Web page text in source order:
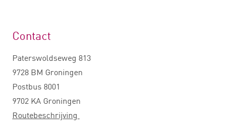
Contact
Paterswoldseweg 813
9728 BM Groningen
Postbus 8001
9702 KA Groningen
Routebeschrijving